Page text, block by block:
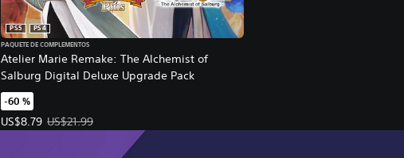
Atelier Marie Remake: The Alchemist of
Salburg Digital Deluxe Upgrade Pack
PS5
PS4
PAQUETE DE COMPLEMENTOS
-60 %
US$8.79
Precio de la oferta: US$8.79. Precio original: US$21.99.
US$21.99